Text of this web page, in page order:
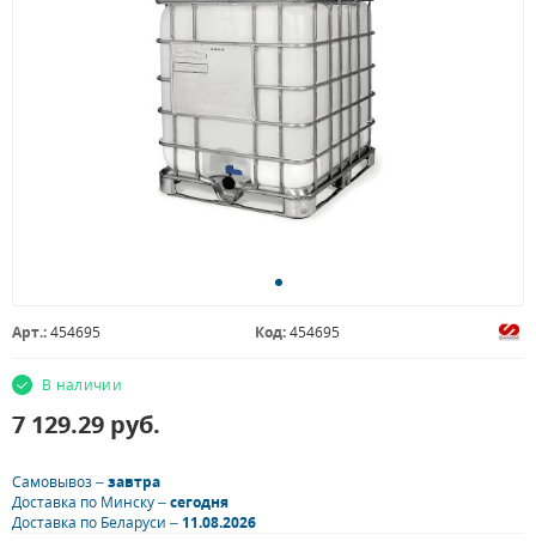
Арт.:454695 Код:454695
В наличии
7 129.29 руб.
Самовывоз –завтра
Доставка по Минску –сегодня
Доставка по Беларуси –11.08.2026